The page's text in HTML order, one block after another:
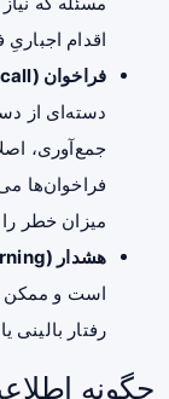
اقدام اجباریِ
فراخوان (Recall)
دسته‌ای از
جمع‌آوری،
میزان خطر
هشدار (Warning)
است و ممکن
رفتار بالینی
چگونه